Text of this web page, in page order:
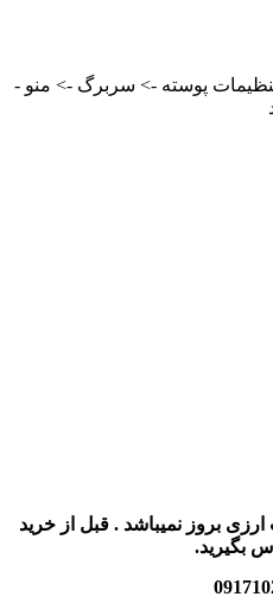
پوسته -> سربرگ -> منو -
بروز نمیباشد . قبل از خرید
بگیرید.